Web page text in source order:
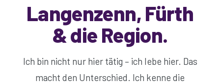
Langenzenn, Fürth
& die Region.
Ich bin nicht nur hier tätig – ich lebe hier. Das
macht den Unterschied. Ich kenne die